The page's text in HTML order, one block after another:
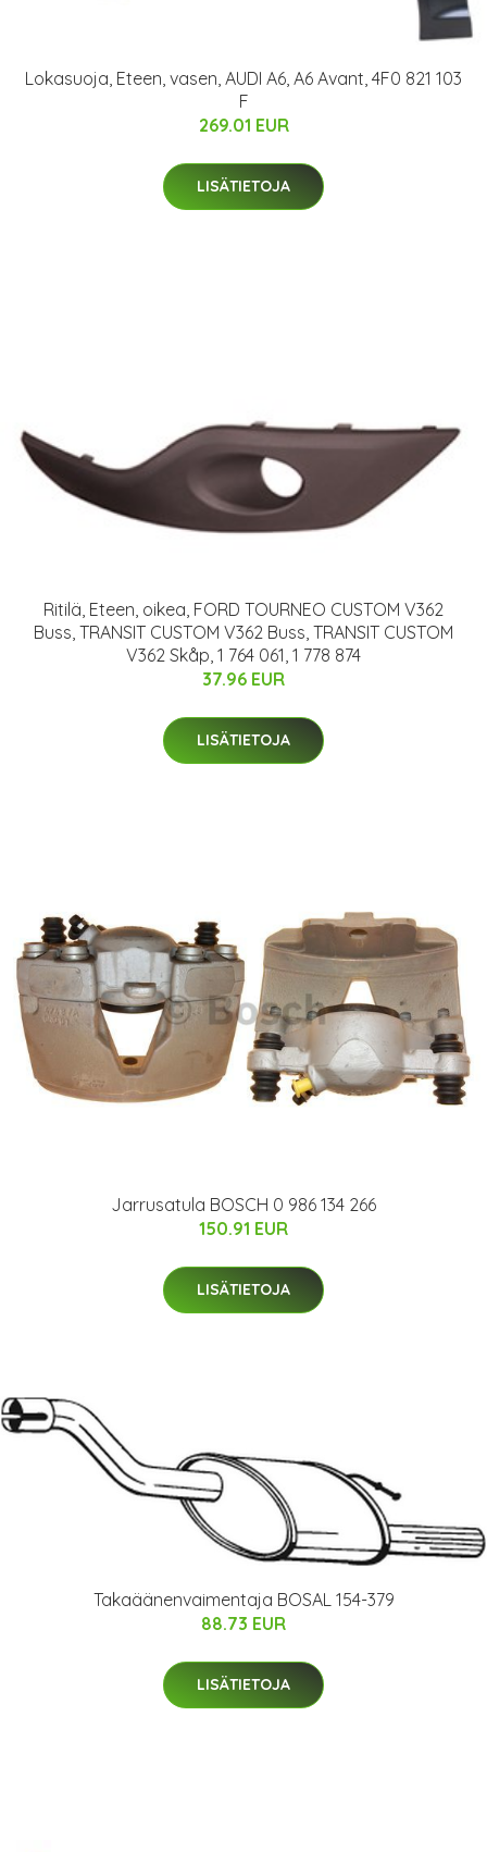
Lokasuoja, Eteen, vasen, AUDI A6, A6 Avant, 4F0 821 103
F
269.01 EUR
LISÄTIETOJA
Ritilä, Eteen, oikea, FORD TOURNEO CUSTOM V362
Buss, TRANSIT CUSTOM V362 Buss, TRANSIT CUSTOM
V362 Skåp, 1 764 061, 1 778 874
37.96 EUR
LISÄTIETOJA
Jarrusatula BOSCH 0 986 134 266
150.91 EUR
LISÄTIETOJA
Takaäänenvaimentaja BOSAL 154-379
88.73 EUR
LISÄTIETOJA